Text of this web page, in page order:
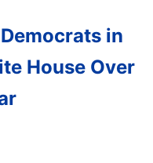
in
House Over